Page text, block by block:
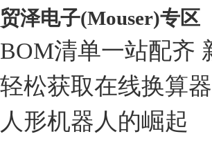
贸泽电子(Mouser)专区
BOM清单一站配齐
轻松获取在线换算器
人形机器人的崛起